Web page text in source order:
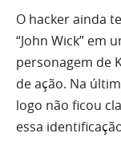
O hacker ainda
“John Wick” em
personagem de
de ação. Na
logo não ficou
essa